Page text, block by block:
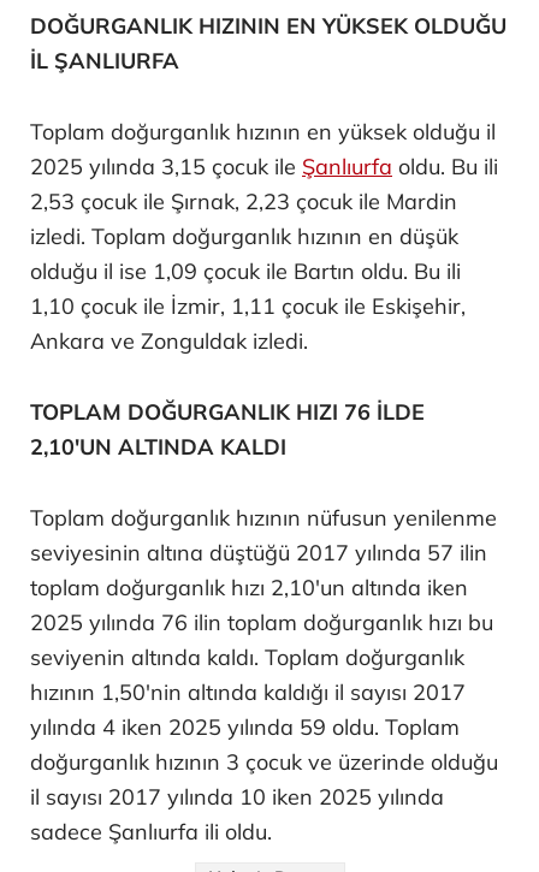
DOĞURGANLIK HIZININ EN YÜKSEK OLDUĞU
İL ŞANLIURFA
Toplam doğurganlık hızının en yüksek olduğu il
2025 yılında 3,15 çocuk ile Şanlıurfa oldu. Bu ili
2,53 çocuk ile Şırnak, 2,23 çocuk ile Mardin
izledi. Toplam doğurganlık hızının en düşük
olduğu il ise 1,09 çocuk ile Bartın oldu. Bu ili
1,10 çocuk ile İzmir, 1,11 çocuk ile Eskişehir,
Ankara ve Zonguldak izledi.
TOPLAM DOĞURGANLIK HIZI 76 İLDE
2,10'UN ALTINDA KALDI
Toplam doğurganlık hızının nüfusun yenilenme
seviyesinin altına düştüğü 2017 yılında 57 ilin
toplam doğurganlık hızı 2,10'un altında iken
2025 yılında 76 ilin toplam doğurganlık hızı bu
seviyenin altında kaldı. Toplam doğurganlık
hızının 1,50'nin altında kaldığı il sayısı 2017
yılında 4 iken 2025 yılında 59 oldu. Toplam
doğurganlık hızının 3 çocuk ve üzerinde olduğu
il sayısı 2017 yılında 10 iken 2025 yılında
sadece Şanlıurfa ili oldu.